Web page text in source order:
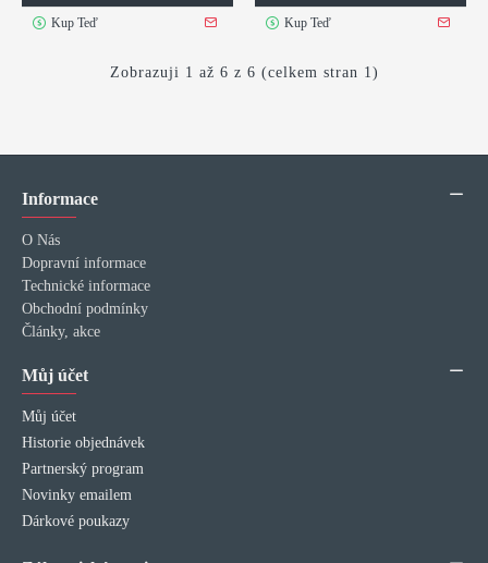
Kup Teď Kup Teď
Zobrazuji 1 až 6 z 6 (celkem stran 1)
Informace
O Nás
Dopravní informace
Technické informace
Obchodní podmínky
Články, akce
Můj účet
Můj účet
Historie objednávek
Partnerský program
Novinky emailem
Dárkové poukazy